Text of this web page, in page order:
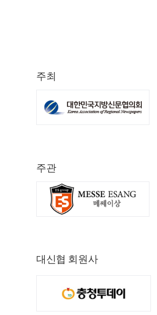
주최
주관
대신협 회원사